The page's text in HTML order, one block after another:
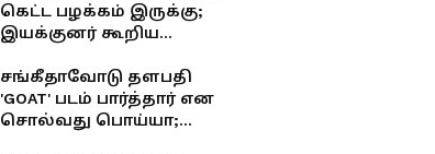
கெட்ட பழக்கம் இருக்கு;
இயக்குனர் கூறிய
சங்கீதாவோடு தளபதி
'GOAT' படம் பார்த்தார் என
சொல்வது பொய்யா;